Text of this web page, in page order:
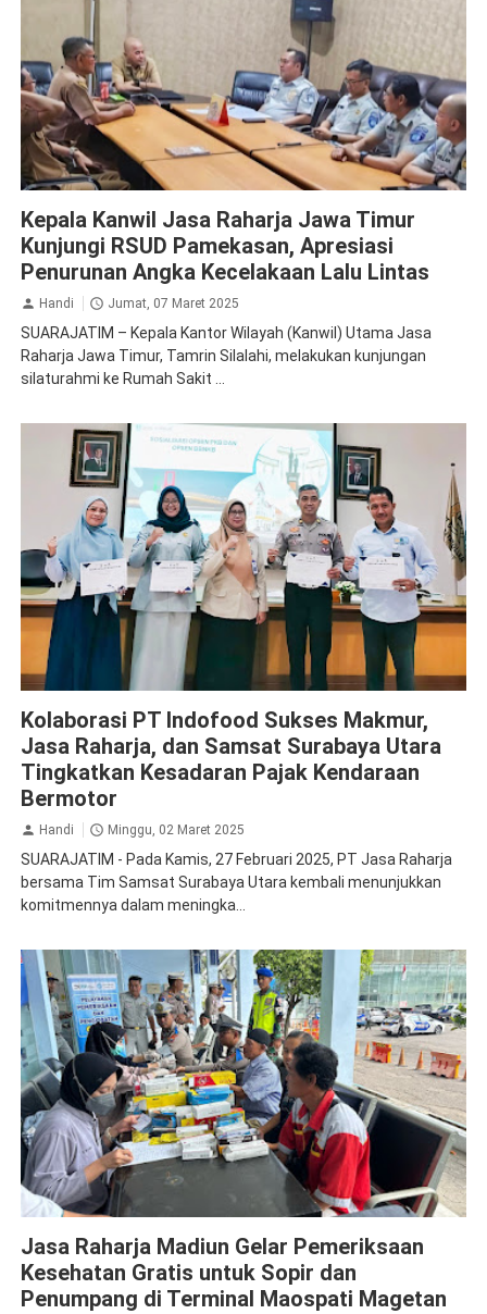
Kepala Kanwil Jasa Raharja Jawa Timur
Kunjungi RSUD Pamekasan, Apresiasi
Penurunan Angka Kecelakaan Lalu Lintas
Handi Jumat, 07 Maret 2025
SUARAJATIM – Kepala Kantor Wilayah (Kanwil) Utama Jasa
Raharja Jawa Timur, Tamrin Silalahi, melakukan kunjungan
silaturahmi ke Rumah Sakit ...
Kolaborasi PT Indofood Sukses Makmur,
Jasa Raharja, dan Samsat Surabaya Utara
Tingkatkan Kesadaran Pajak Kendaraan
Bermotor
Handi Minggu, 02 Maret 2025
SUARAJATIM - Pada Kamis, 27 Februari 2025, PT Jasa Raharja
bersama Tim Samsat Surabaya Utara kembali menunjukkan
komitmennya dalam meningka...
Jasa Raharja Madiun Gelar Pemeriksaan
Kesehatan Gratis untuk Sopir dan
Penumpang di Terminal Maospati Magetan